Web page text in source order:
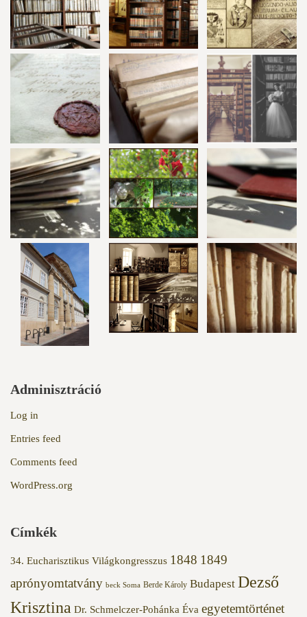
Adminisztráció
Log in
Entries feed
Comments feed
WordPress.org
Címkék
34. Eucharisztikus Világkongresszus 1848 1849
aprónyomtatvány beck Soma Berde Károly Budapest Dezső
Krisztina Dr. Schmelczer-Pohánka Éva egyetemtörténet